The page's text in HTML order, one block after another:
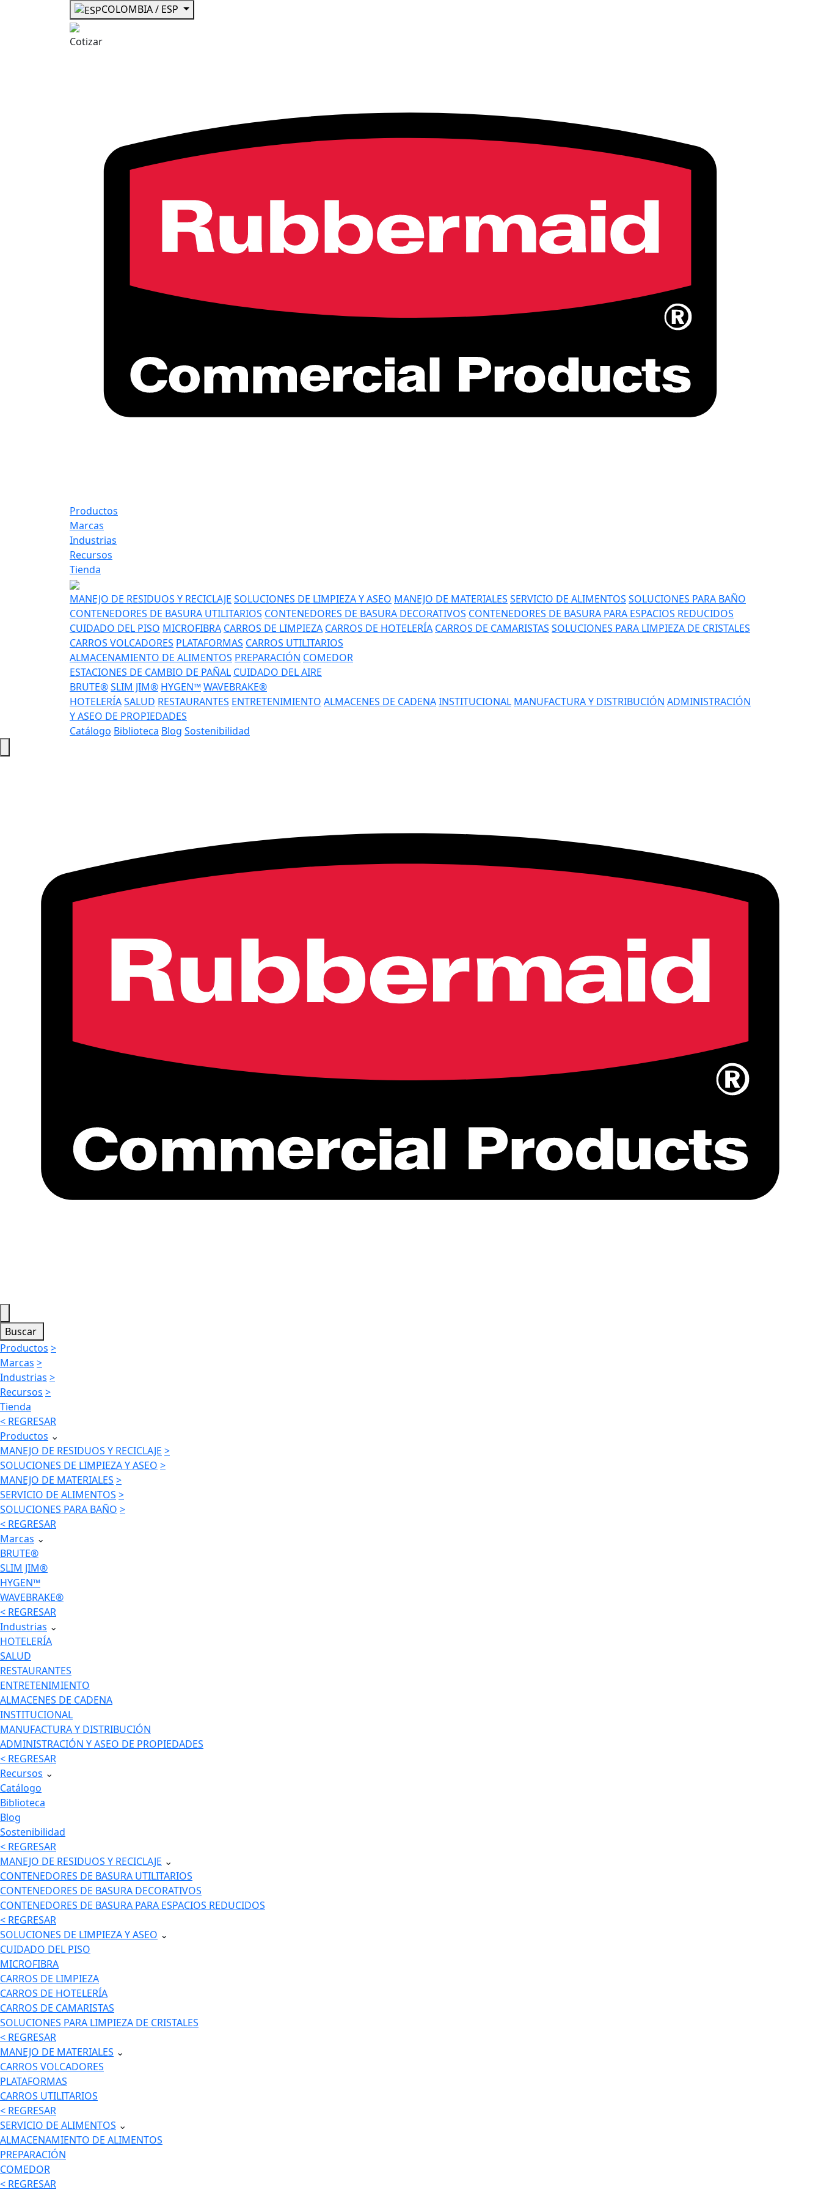
COLOMBIA / ESP
Cotizar
Productos
Marcas
Industrias
Recursos
Tienda
MANEJO DE RESIDUOS Y RECICLAJE SOLUCIONES DE LIMPIEZA Y ASEO MANEJO DE MATERIALES SERVICIO DE ALIMENTOS SOLUCIONES PARA BAÑO
CONTENEDORES DE BASURA UTILITARIOS CONTENEDORES DE BASURA DECORATIVOS CONTENEDORES DE BASURA PARA ESPACIOS REDUCIDOS
CUIDADO DEL PISO MICROFIBRA CARROS DE LIMPIEZA CARROS DE HOTELERÍA CARROS DE CAMARISTAS SOLUCIONES PARA LIMPIEZA DE CRISTALES
CARROS VOLCADORES PLATAFORMAS CARROS UTILITARIOS
ALMACENAMIENTO DE ALIMENTOS PREPARACIÓN COMEDOR
ESTACIONES DE CAMBIO DE PAÑAL CUIDADO DEL AIRE
BRUTE®SLIM JIM® HYGEN™WAVEBRAKE®
HOTELERÍASALUD RESTAURANTES ENTRETENIMIENTO ALMACENES DE CADENAINSTITUCIONAL MANUFACTURA Y DISTRIBUCIÓN ADMINISTRACIÓN
Y ASEO DE PROPIEDADES
Catálogo Biblioteca Blog Sostenibilidad
Buscar
Productos >
Marcas >
Industrias >
Recursos >
Tienda
< REGRESAR
Productos ⌄
MANEJO DE RESIDUOS Y RECICLAJE >
SOLUCIONES DE LIMPIEZA Y ASEO >
MANEJO DE MATERIALES >
SERVICIO DE ALIMENTOS >
SOLUCIONES PARA BAÑO >
< REGRESAR
Marcas ⌄
BRUTE®
SLIM JIM®
HYGEN™
WAVEBRAKE®
< REGRESAR
Industrias ⌄
HOTELERÍA
SALUD
RESTAURANTES
ENTRETENIMIENTO
ALMACENES DE CADENA
INSTITUCIONAL
MANUFACTURA Y DISTRIBUCIÓN
ADMINISTRACIÓN Y ASEO DE PROPIEDADES
< REGRESAR
Recursos ⌄
Catálogo
Biblioteca
Blog
Sostenibilidad
< REGRESAR
MANEJO DE RESIDUOS Y RECICLAJE ⌄
CONTENEDORES DE BASURA UTILITARIOS
CONTENEDORES DE BASURA DECORATIVOS
CONTENEDORES DE BASURA PARA ESPACIOS REDUCIDOS
< REGRESAR
SOLUCIONES DE LIMPIEZA Y ASEO ⌄
CUIDADO DEL PISO
MICROFIBRA
CARROS DE LIMPIEZA
CARROS DE HOTELERÍA
CARROS DE CAMARISTAS
SOLUCIONES PARA LIMPIEZA DE CRISTALES
< REGRESAR
MANEJO DE MATERIALES ⌄
CARROS VOLCADORES
PLATAFORMAS
CARROS UTILITARIOS
< REGRESAR
SERVICIO DE ALIMENTOS ⌄
ALMACENAMIENTO DE ALIMENTOS
PREPARACIÓN
COMEDOR
< REGRESAR